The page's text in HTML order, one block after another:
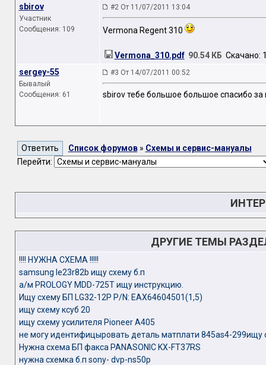
sbirov
Участник
Сообщения: 109
#2 От 11/07/2011 13:04
Vermona Regent 310
Vermona_310.pdf 90.54 КБ Скачано:
sergey-55
Бывалый
Сообщения: 61
#3 От 14/07/2011 00:52
sbirov тебе большое большое спасибо
Список форумов» Схемы и сервис-мануалы
Перейти:
ДРУГИЕ ТЕМЫ
!!!! НУЖНА СХЕМА !!!!!
samsung le23r82b ищу схему б.п
а/м PROLOGY MDD-725T ищу инструкцию.
Ищу схему БП LG32-12P P/N: EAX64604501(1,5)
ищу схему ксуб 20
ищу схему усилителя Pioneer A405
не могу идентифицыровать деталь матплати 845аs4-299ищу
Нужна схема БП факса PANASONIC KX-FT37RS
нужна схемка б.п sony- dvp-ns50p